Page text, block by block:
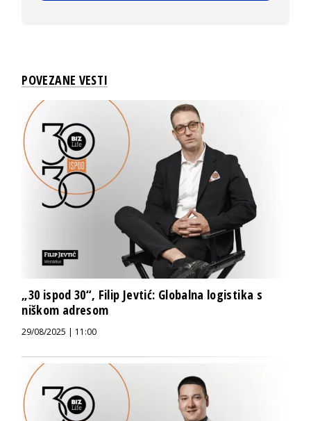
POVEZANE VESTI
„30 ispod 30“, Filip Jevtić: Globalna logistika s
niškom adresom
29/08/2025 | 11:00